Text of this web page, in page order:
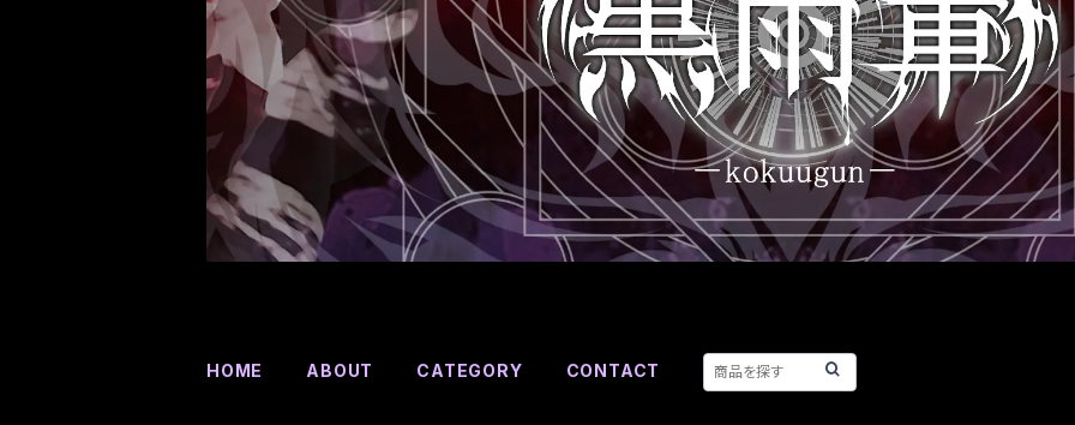
HOME ABOUT CATEGORY CONTACT